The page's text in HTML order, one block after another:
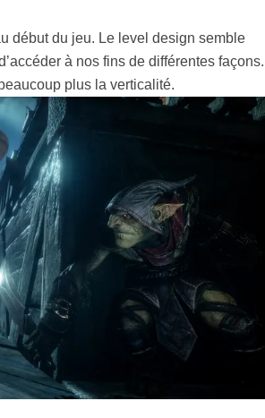
début du jeu. Le level design semble
à nos fins de différentes façons.
plus la verticalité.